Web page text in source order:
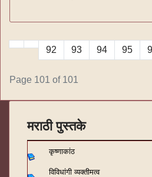
92 93 94 95
Page 101 of 101
मराठी पुस्तके
कृष्णाकांठ
विविधांगी व्यक्तीमत्व